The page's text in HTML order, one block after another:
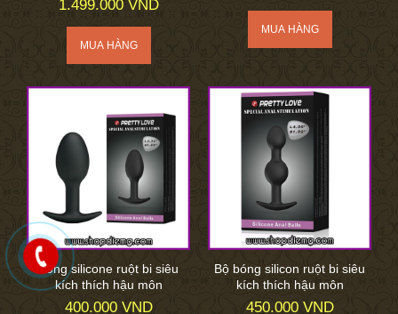
1.499.000 VND
Bóng silicone ruột bi siêu
kích thích hậu môn
400.000 VND
Bộ bóng silicon ruột bi siêu
kích thích hậu môn
450.000 VND